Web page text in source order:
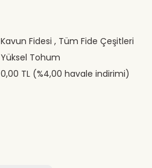
Kavun Fidesi , Tüm Fide Çeşitleri
Yüksel Tohum
0,00 TL (%4,00 havale indirimi)